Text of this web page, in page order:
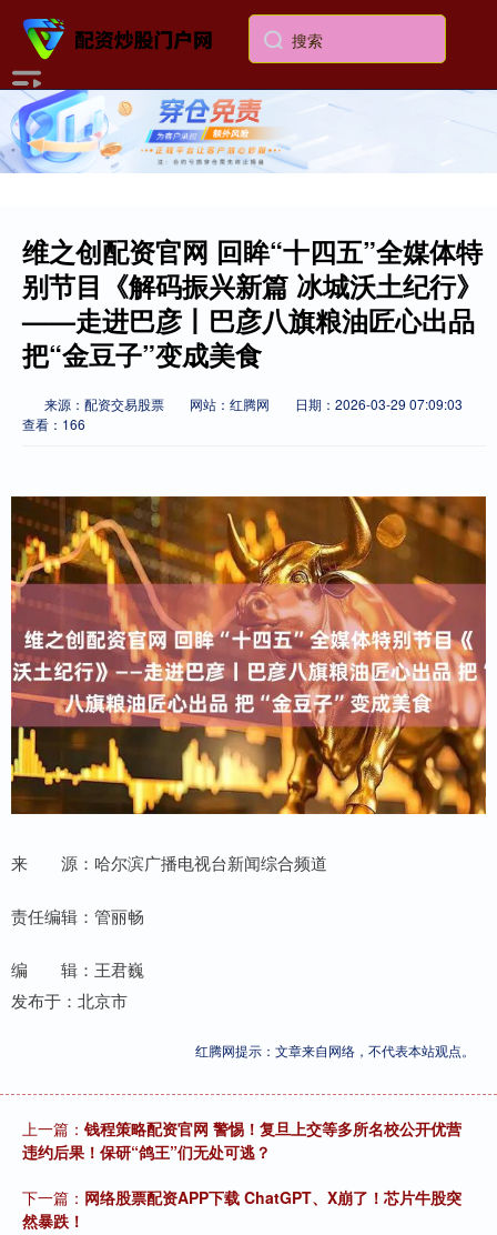
维之创配资官网 回眸“十四五”全媒体特
别节目《解码振兴新篇 冰城沃土纪行》
——走进巴彦丨巴彦八旗粮油匠心出品
把“金豆子”变成美食
来源：配资交易股票 网站：红腾网
日期：2026-03-29 07:09:03
查看：166
来 源：哈尔滨广播电视台新闻综合频道
责任编辑：管丽畅
编 辑：王君巍
发布于：北京市
红腾网提示：文章来自网络，不代表本站观点。
上一篇： 钱程策略配资官网 警惕！复旦上交等多所名校公开优营
违约后果！保研“鸽王”们无处可逃？
下一篇： 网络股票配资APP下载 ChatGPT、X崩了！芯片牛股突
然暴跌！